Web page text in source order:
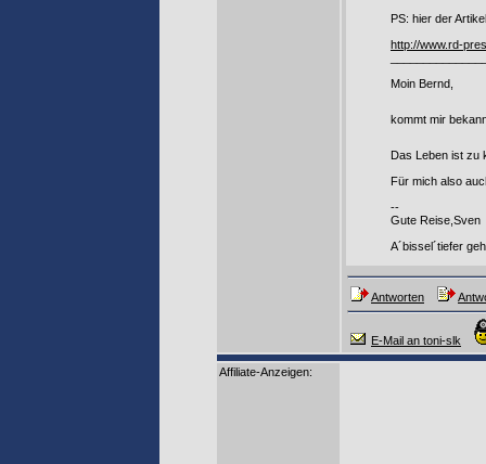
PS: hier der
http://www.rd-
Moin Bernd,
kommt mir
Das Leben ist zu
Für mich also
--
Gute Reise,Sven
A´bissel´tiefer
Antworten
E-Mail an toni-slk
Affiliate-Anzeigen: